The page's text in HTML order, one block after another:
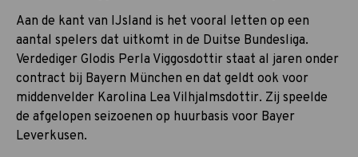
Aan de kant van IJsland is het vooral letten op een
aantal spelers dat uitkomt in de Duitse Bundesliga.
Verdediger Glodis Perla Viggosdottir staat al jaren onder
contract bij Bayern München en dat geldt ook voor
middenvelder Karolina Lea Vilhjalmsdottir. Zij speelde
de afgelopen seizoenen op huurbasis voor Bayer
Leverkusen.